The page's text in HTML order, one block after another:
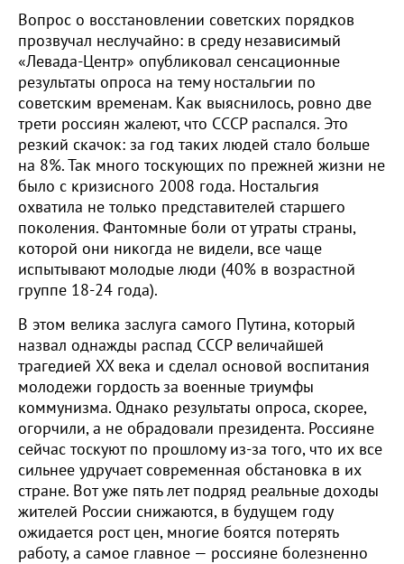
Вопрос о восстановлении советских порядков
прозвучал неслучайно: в среду независимый
«Левада-Центр» опубликовал сенсационные
результаты опроса на тему ностальгии по
советским временам. Как выяснилось, ровно две
трети россиян жалеют, что СССР распался. Это
резкий скачок: за год таких людей стало больше
на 8%. Так много тоскующих по прежней жизни не
было с кризисного 2008 года. Ностальгия
охватила не только представителей старшего
поколения. Фантомные боли от утраты страны,
которой они никогда не видели, все чаще
испытывают молодые люди (40% в возрастной
группе 18-24 года).
В этом велика заслуга самого Путина, который
назвал однажды распад СССР величайшей
трагедией XX века и сделал основой воспитания
молодежи гордость за военные триумфы
коммунизма. Однако результаты опроса, скорее,
огорчили, а не обрадовали президента. Россияне
сейчас тоскуют по прошлому из-за того, что их все
сильнее удручает современная обстановка в их
стране. Вот уже пять лет подряд реальные доходы
жителей России снижаются, в будущем году
ожидается рост цен, многие боятся потерять
работу, а самое главное — россияне болезненно